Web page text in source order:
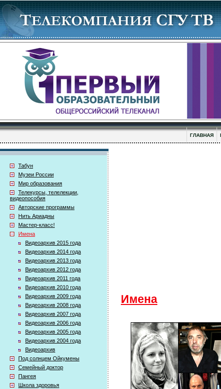
ГЛАВНАЯ
Табун
Музеи России
Мир образования
Телекурсы, телелекции,
видеопособия
Авторские программы
Нить Ариадны
Мастер-класс!
Имена
Видеоархив 2015 года
Видеоархив 2014 года
Видеоархив 2013 года
Видеоархив 2012 года
Видеоархив 2011 года
Видеоархив 2010 года
Видеоархив 2009 года
Видеоархив 2008 года
Видеоархив 2007 года
Видеоархив 2006 года
Видеоархив 2005 года
Видеоархив 2004 года
Видеоархив
Под солнцем Ойкумены
Семейный доктор
Пангея
Школа здоровья
Имена